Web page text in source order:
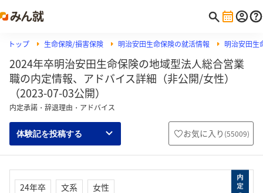
トップ 生命保険/損害保険 明治安田生命保険の就活情報 明治安田生
2024年卒明治安田生命保険の地域型法人総合営業
職の内定情報、アドバイス詳細（非公開/女性）
（2023-07-03公開）
内定承諾・辞退理由・アドバイス
体験記を投稿する お気に入り (55009)
24年卒 文系
女性